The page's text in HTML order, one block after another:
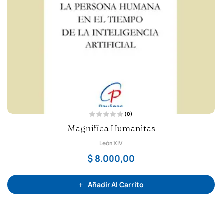
a
l
d
o
n
0
d
(0)
Magnifica Humanitas
León XIV
$ 8.000,00
Añadir Al Carrito